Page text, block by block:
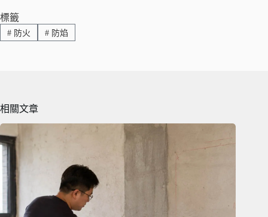
ok
標籤
#防火 #防焰
相關文章